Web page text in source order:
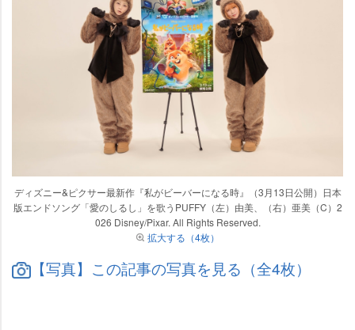
ディズニー&ピクサー最新作『私がビーバーになる時』（3月13日公開）日本
版エンドソング「愛のしるし」を歌うPUFFY（左）由美、（右）亜美（C）2
026 Disney/Pixar. All Rights Reserved.
拡大する（4枚）
【写真】この記事の写真を見る（全4枚）